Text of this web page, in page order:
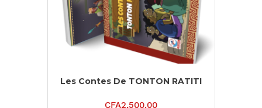
Les Contes De TONTON RATITI
CFA2,500.00